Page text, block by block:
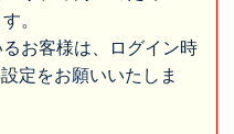
。
お客様は、ログイン時
定をお願いいたしま